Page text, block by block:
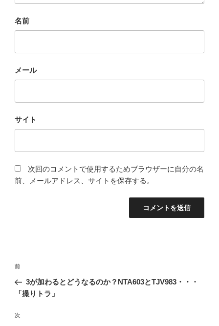
名前
メール
サイト
次回のコメントで使用するためブラウザーに自分の名
前、メールアドレス、サイトを保存する。
投
ナ
ゲ
前
の
投
前
3が加わるとどうなるのか？NTA603とTJV983・・・
「撮りトラ」
次
次